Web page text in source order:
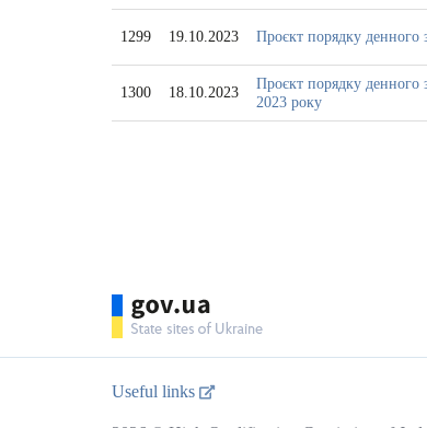
1299 19.10.2023 Проєкт порядку денного
1300 18.10.2023
Проєкт порядку денного
2023 року
Useful links